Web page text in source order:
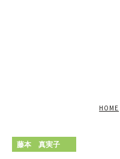
HOME
藤本 真実子